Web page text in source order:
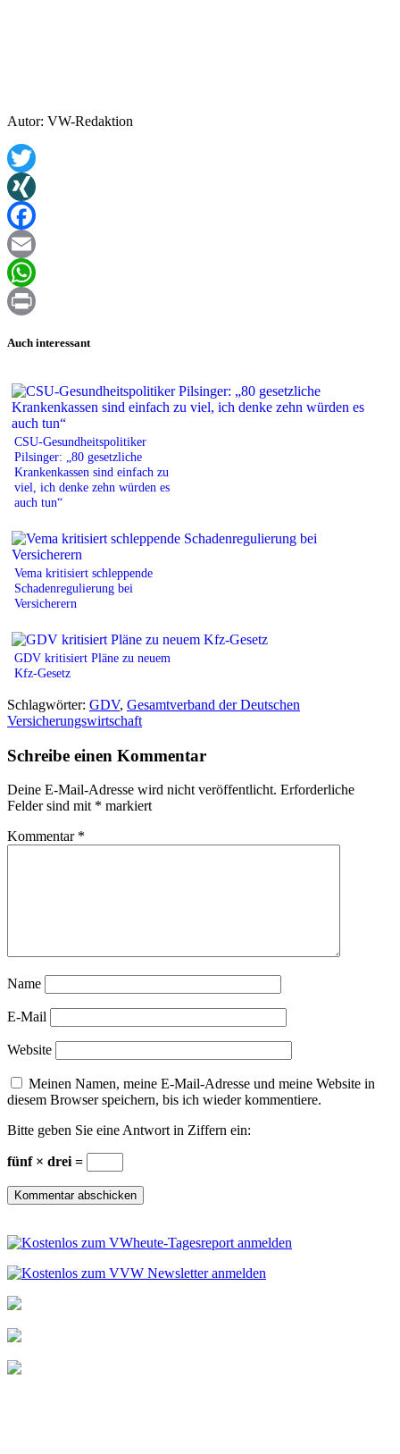
Autor: VW-Redaktion
Twitter
XING
Facebook
Email
WhatsApp
Auch interessant
CSU-Gesundheitspolitiker
Pilsinger: „80 gesetzliche
Krankenkassen sind einfach zu
viel, ich denke zehn würden es
auch tun“
Vema kritisiert schleppende
Schadenregulierung bei
Versicherern
GDV kritisiert Pläne zu neuem
Kfz-Gesetz
Schlagwörter: GDV, Gesamtverband der Deutschen
Versicherungswirtschaft
Schreibe einen Kommentar
Deine E-Mail-Adresse wird nicht veröffentlicht. Erforderliche
Felder sind mit * markiert
Kommentar *
Name
E-Mail
Website
Meinen Namen, meine E-Mail-Adresse und meine Website in
diesem Browser speichern, bis ich wieder kommentiere.
Bitte geben Sie eine Antwort in Ziffern ein:
fünf × drei =